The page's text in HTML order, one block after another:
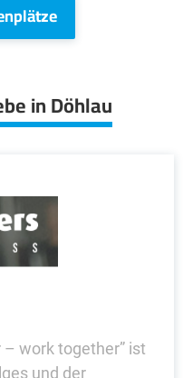
in Döhlau
work together” ist
und der